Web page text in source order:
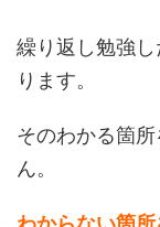
繰り返し勉強
ります。
そのわかる箇
ん。